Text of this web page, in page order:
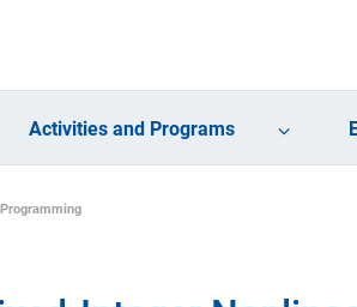
Activities and Programs